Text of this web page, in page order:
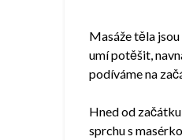
Masáže těla
umí potěšit,
podíváme na
Hned od
sprchu s